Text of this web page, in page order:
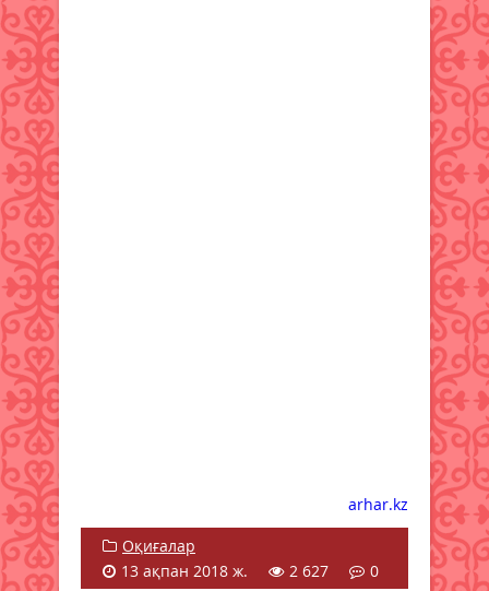
arhar.kz
Оқиғалар
13 ақпан 2018 ж.
2 627 0